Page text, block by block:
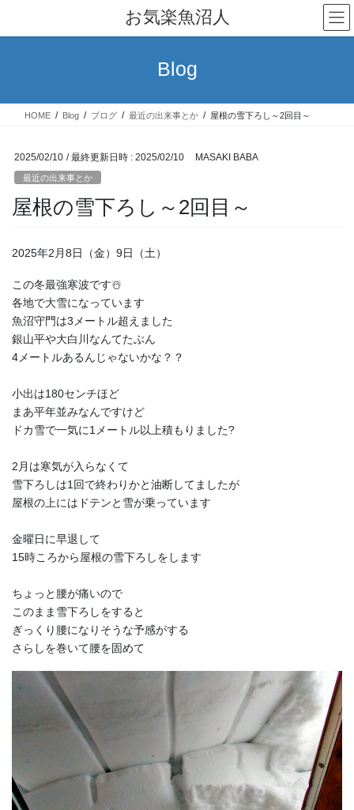
テ
ス
ゲ
ン
お気楽魚沼人
Blog
HOME Blog ブログ 最近の出来事とか 屋根の雪下ろし～2回目～
2025/02/10 / 最終更新日時 : 2025/02/10 MASAKI BABA
最近の出来事とか
屋根の雪下ろし～2回目～
2025年2月8日（金）9日（土）
この冬最強寒波です☃️
各地で大雪になっています
魚沼守門は3メートル超えました
銀山平や大白川なんてたぶん
4メートルあるんじゃないかな？？
小出は180センチほど
まあ平年並みなんですけど
ドカ雪で一気に1メートル以上積もりました?
2月は寒気が入らなくて
雪下ろしは1回で終わりかと油断してましたが
屋根の上にはドテンと雪が乗っています
金曜日に早退して
15時ころから屋根の雪下ろしをします
ちょっと腰が痛いので
このまま雪下ろしをすると
ぎっくり腰になりそうな予感がする
さらしを巻いて腰を固めて